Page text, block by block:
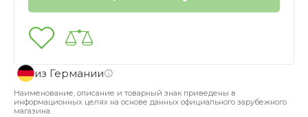
из Германии
Наименование, описание и товарный знак приведены в
информационных целях на основе данных официального зарубежного
магазина.